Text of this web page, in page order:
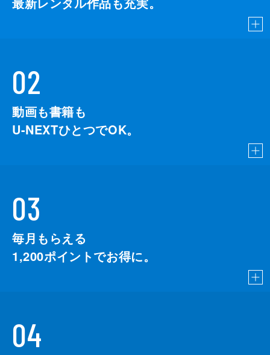
02
動画も書籍も
U-NEXTひとつでOK。
03
毎月もらえる
1,200ポイントでお得に。
04